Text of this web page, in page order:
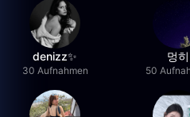
denizz✨
30 Aufnahmen
멍히
50